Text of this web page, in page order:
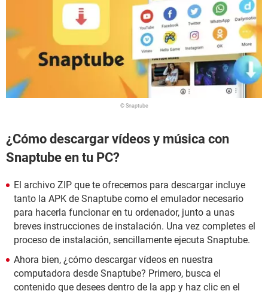
© Snaptube
¿Cómo descargar vídeos y música con
Snaptube en tu PC?
El archivo ZIP que te ofrecemos para descargar incluye
tanto la APK de Snaptube como el emulador necesario
para hacerla funcionar en tu ordenador, junto a unas
breves instrucciones de instalación. Una vez completes el
proceso de instalación, sencillamente ejecuta Snaptube.
Ahora bien, ¿cómo descargar vídeos en nuestra
computadora desde Snaptube? Primero, busca el
contenido que desees dentro de la app y haz clic en el